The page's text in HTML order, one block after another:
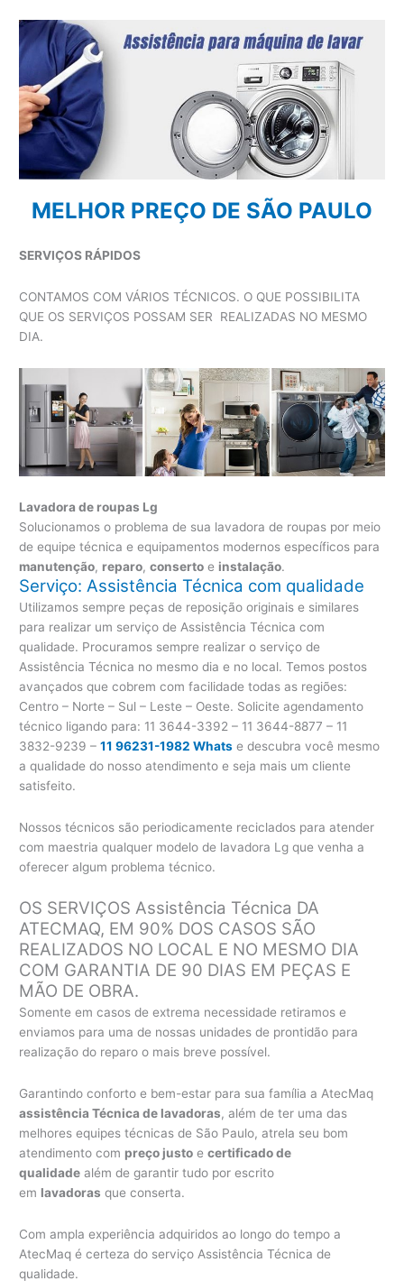
MELHOR PREÇO DE SÃO PAULO
SERVIÇOS RÁPIDOS
CONTAMOS COM VÁRIOS TÉCNICOS. O QUE POSSIBILITA
QUE OS SERVIÇOS POSSAM SER REALIZADAS NO MESMO
DIA.
Lavadora de roupas Lg
Solucionamos o problema de sua lavadora de roupas por meio
de equipe técnica e equipamentos modernos específicos para
manutenção, reparo,conserto e instalação.
Serviço: Assistência Técnica com qualidade
Utilizamos sempre peças de reposição originais e similares
para realizar um serviço de Assistência Técnica com
qualidade. Procuramos sempre realizar o serviço de
Assistência Técnica no mesmo dia e no local. Temos postos
avançados que cobrem com facilidade todas as regiões:
Centro – Norte – Sul – Leste – Oeste. Solicite agendamento
técnico ligando para: 11 3644-3392 – 11 3644-8877 – 11
3832-9239 –11 96231-1982 Whats e descubra você mesmo
a qualidade do nosso atendimento e seja mais um cliente
satisfeito.
Nossos técnicos são periodicamente reciclados para atender
com maestria qualquer modelo de lavadora Lg que venha a
oferecer algum problema técnico.
OS SERVIÇOS Assistência Técnica DA
ATECMAQ, EM 90% DOS CASOS SÃO
REALIZADOS NO LOCAL E NO MESMO DIA
COM GARANTIA DE 90 DIAS EM PEÇAS E
MÃO DE OBRA.
Somente em casos de extrema necessidade retiramos e
enviamos para uma de nossas unidades de prontidão para
realização do reparo o mais breve possível.
Garantindo conforto e bem-estar para sua família a AtecMaq
assistência Técnica de lavadoras, além de ter uma das
melhores equipes técnicas de São Paulo, atrela seu bom
atendimento com preço justo ecertificado de
qualidade além de garantir tudo por escrito
em lavadoras que conserta.
Com ampla experiência adquiridos ao longo do tempo a
AtecMaq é certeza do serviço Assistência Técnica de
qualidade.